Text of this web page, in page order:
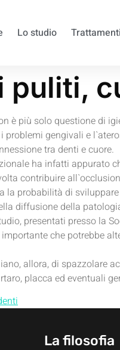
Lo studio Trattamenti
puliti,
è più solo questione di
problemi gengivali e
tra denti e cuore.
ha infatti appurato
contribuire
la probabilità di
diffusione della
presentati presso la
che potrebbe
allora, di spazzolare
placca ed eventuali
La filosofia